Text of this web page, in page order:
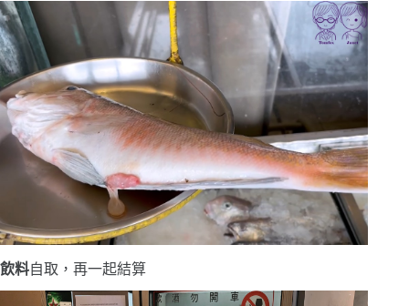
飲料自取，再一起結算